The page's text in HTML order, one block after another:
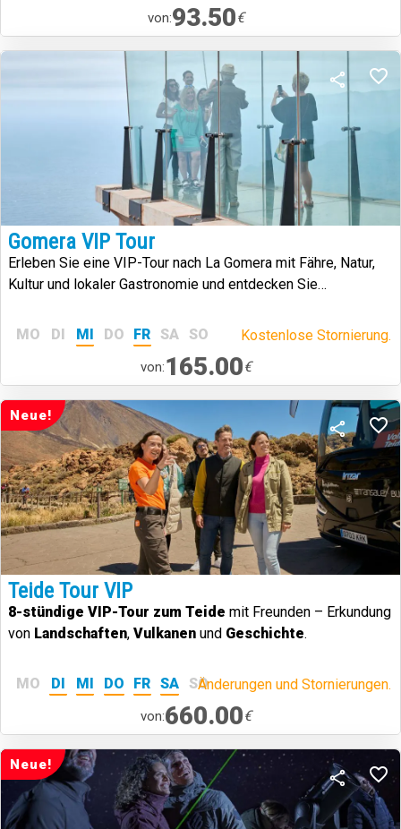
von:93.50€
Gomera VIP Tour
Erleben Sie eine VIP-Tour nach La Gomera mit Fähre, Natur,
Kultur und lokaler Gastronomie und entdecken Sie
Gomero
MO DI MI DO FR SA SO Kostenlose Stornierung.
von:165.00€
Neue!
Teide Tour VIP
8-stündige VIP-Tour zum Teide mit Freunden – Erkundung
von Landschaften, Vulkanen und Geschichte.
MO DI MI DO FR SA SOÄnderungen und Stornierungen.
von:660.00€
Neue!